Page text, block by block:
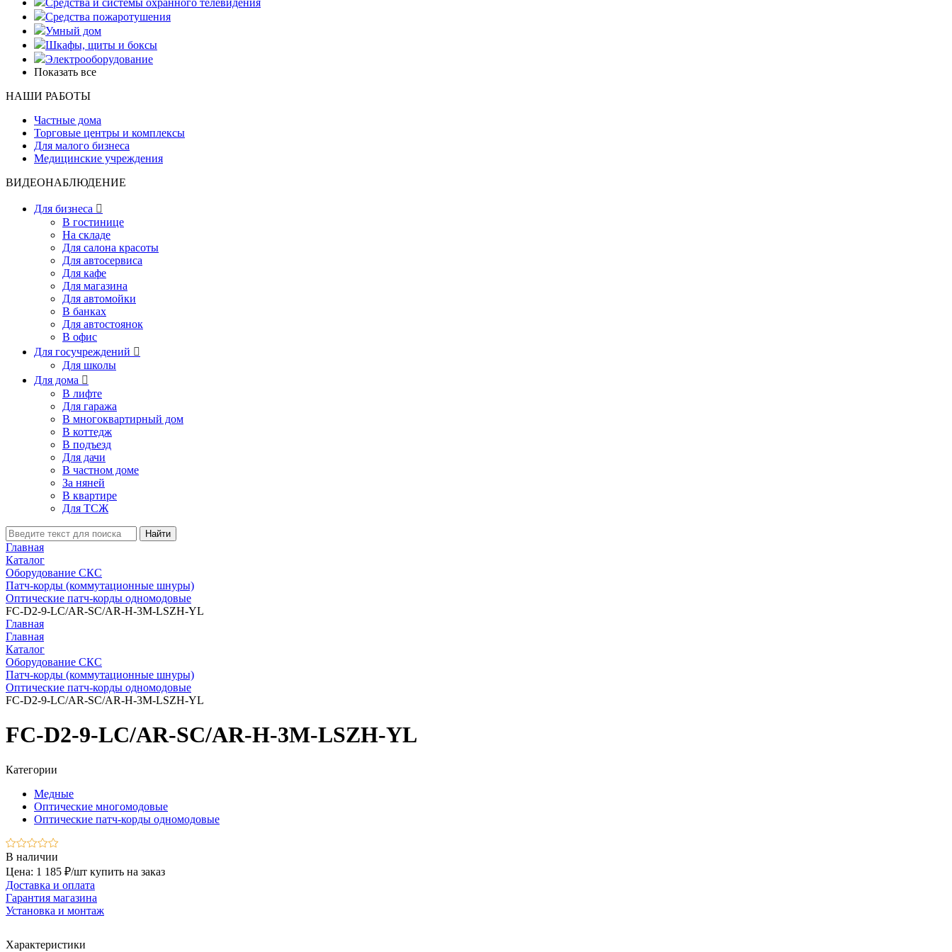
Средства и системы охранного телевидения
Средства пожаротушения
Умный дом
Шкафы, щиты и боксы
Электрооборудование
Показать все
НАШИ РАБОТЫ
Частные дома
Торговые центры и комплексы
Для малого бизнеса
Медицинские учреждения
ВИДЕОНАБЛЮДЕНИЕ
Для бизнеса 
В гостинице
На складе
Для салона красоты
Для автосервиса
Для кафе
Для магазина
Для автомойки
В банках
Для автостоянок
В офис
Для госучреждений 
Для школы
Для дома 
В лифте
Для гаража
В многоквартирный дом
В коттедж
В подъезд
Для дачи
В частном доме
За няней
В квартире
Для ТСЖ
Найти
Главная
Каталог
Оборудование СКС
Патч-корды (коммутационные шнуры)
Оптические патч-корды одномодовые
FC-D2-9-LC/AR-SC/AR-H-3M-LSZH-YL
Главная
Главная
Каталог
Оборудование СКС
Патч-корды (коммутационные шнуры)
Оптические патч-корды одномодовые
FC-D2-9-LC/AR-SC/AR-H-3M-LSZH-YL
FC-D2-9-LC/AR-SC/AR-H-3M-LSZH-YL
Категории
Медные
Оптические многомодовые
Оптические патч-корды одномодовые
В наличии
Цена: 1 185 ₽/шт купить на заказ
Доставка и оплата
Гарантия магазина
Установка и монтаж
Характеристики